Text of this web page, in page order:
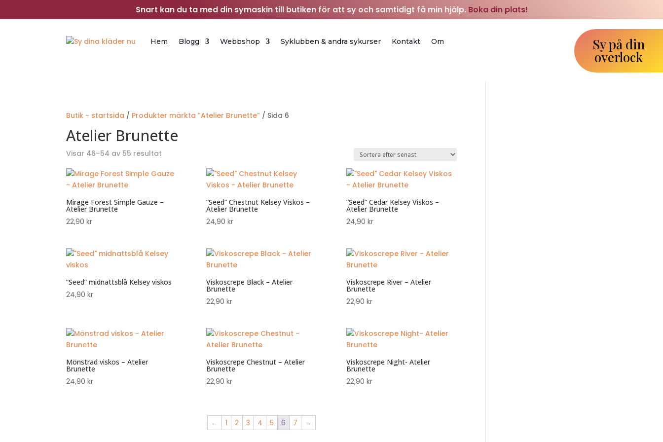
Snart kan du ta med din symaskin till butiken för att sy och samtidigt få min hjälp. Boka din plats!
Hem Blogg Webbshop Syklubben & andra sykurser Kontakt Om Sy på din
overlock
Butik - startsida / Produkter märkta ”Atelier Brunette” / Sida 6
Atelier Brunette
Visar 46–54 av 55 resultat
senaste
Mirage Forest Simple Gauze –
Atelier Brunette
22,90kr
”Seed” Chestnut Kelsey Viskos –
Atelier Brunette
24,90 kr
”Seed” Cedar Kelsey Viskos –
Atelier Brunette
24,90 kr
”Seed” midnattsblå Kelsey viskos
24,90kr
Viskoscrepe Black – Atelier
Brunette
22,90 kr
Viskoscrepe River – Atelier
Brunette
22,90 kr
Mönstrad viskos – Atelier
Brunette
24,90kr
Viskoscrepe Chestnut – Atelier
Brunette
22,90 kr
Viskoscrepe Night- Atelier
Brunette
22,90 kr
← 1 2 3 4 5 6 7 →